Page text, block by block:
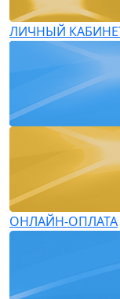
ЛИЧНЫЙ
ОНЛАЙН-ОПЛАТА